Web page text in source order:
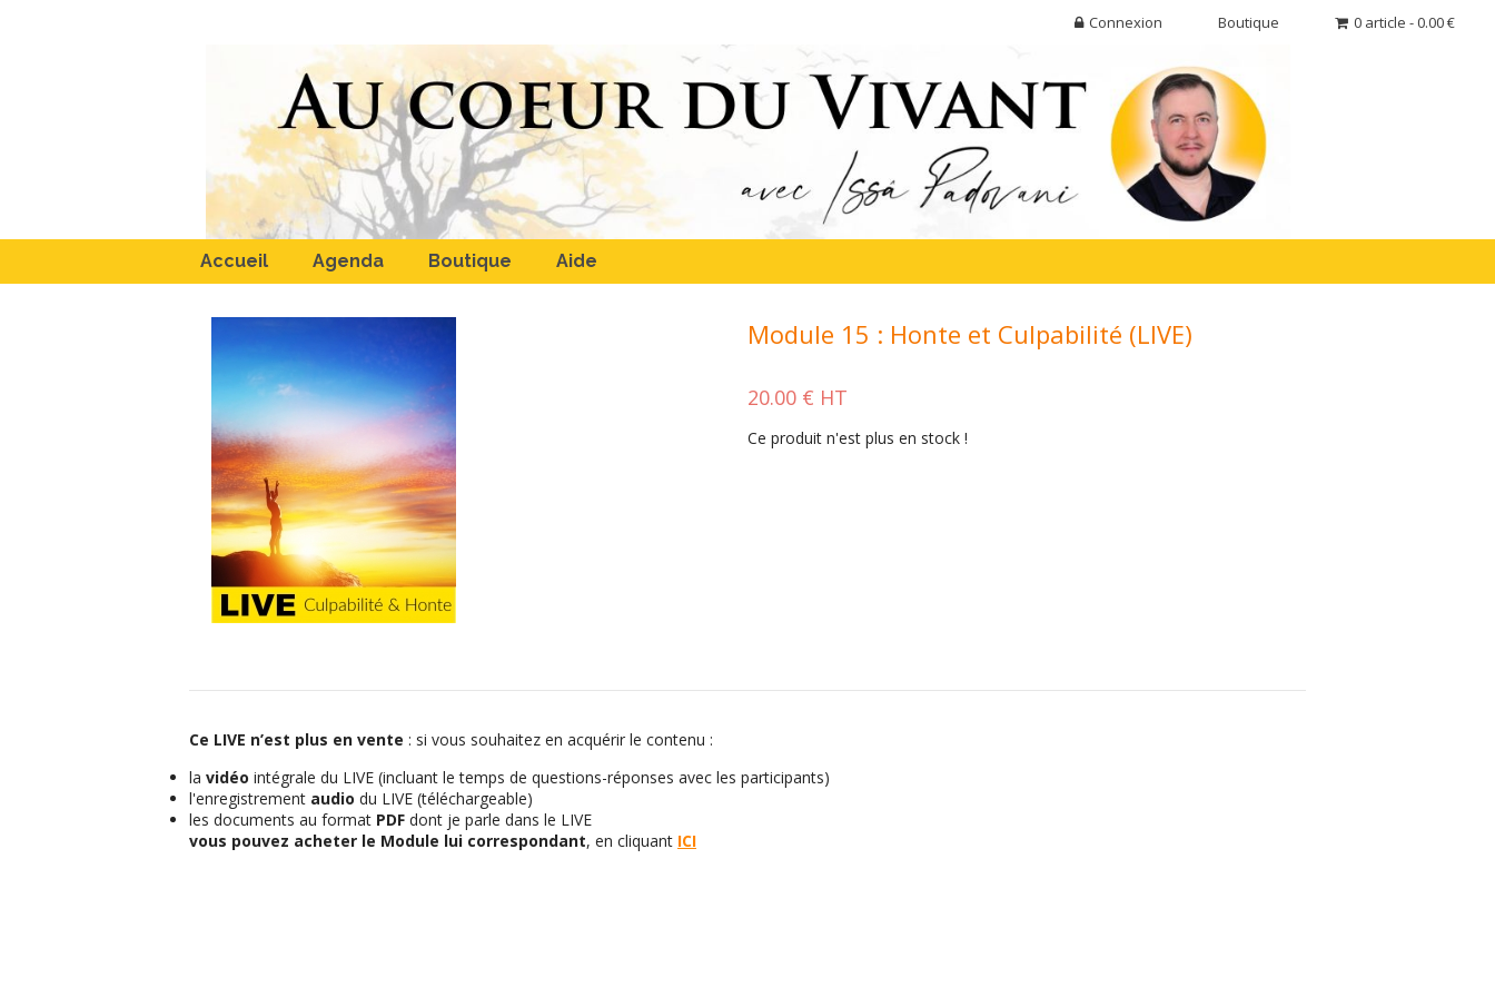
Connexion Boutique 0 article - 0.00 €
Accueil Agenda Boutique Aide
Module 15 : Honte et Culpabilité (LIVE)
20.00 € HT
Ce produit n'est plus en stock !
Ce LIVE n’est plus en vente : si vous souhaitez en acquérir le contenu :
la vidéo intégrale du LIVE (incluant le temps de questions-réponses avec les participants)
l'enregistrement audio du LIVE (téléchargeable)
les documents au format PDF dont je parle dans le LIVE
vous pouvez acheter le Module lui correspondant, en cliquant ICI